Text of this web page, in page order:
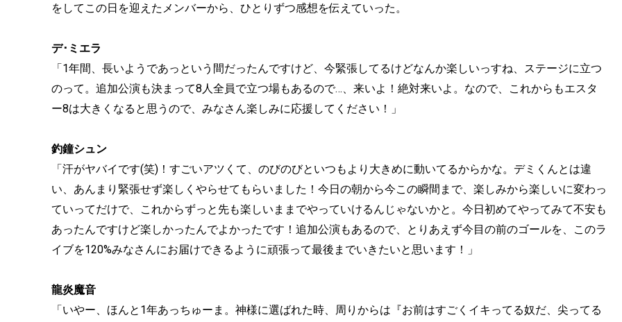
をしてこの日を迎えたメンバーから、ひとりずつ感想を伝えていった。
デ･ミエラ
「1年間、長いようであっという間だったんですけど、今緊張してるけどなんか楽しいっすね、ステージに立つ
のって。追加公演も決まって8人全員で立つ場もあるので…、来いよ！絶対来いよ。なので、これからもエスタ
ー8は大きくなると思うので、みなさん楽しみに応援してください！」
釣鐘シュン
「汗がヤバイです(笑)！すごいアツくて、のびのびといつもより大きめに動いてるからかな。デミくんとは違
い、あんまり緊張せず楽しくやらせてもらいました！今日の朝から今この瞬間まで、楽しみから楽しいに変わっ
ていってだけで、これからずっと先も楽しいままでやっていけるんじゃないかと。今日初めてやってみて不安も
あったんですけど楽しかったんでよかったです！追加公演もあるので、とりあえず今目の前のゴールを、このラ
イブを120%みなさんにお届けできるように頑張って最後までいきたいと思います！」
龍炎魔音
「いやー、ほんと1年あっちゅーま。神様に選ばれた時、周りからは『お前はすごくイキってる奴だ、尖ってる